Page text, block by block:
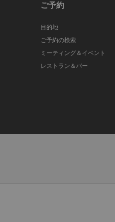
ご予約
目的地
ご予約の検索
ミーティング＆イベント
レストラン＆バー